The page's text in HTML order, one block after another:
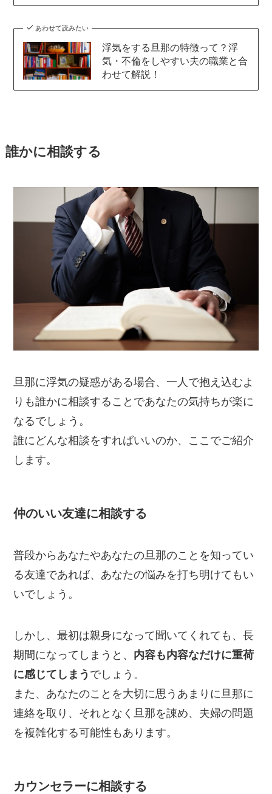
あわせて読みたい
浮気をする旦那の特徴って？浮
気・不倫をしやすい夫の職業と合
わせて解説！
誰かに相談する
旦那に浮気の疑惑がある場合、一人で抱え込むよ
りも誰かに相談することであなたの気持ちが楽に
なるでしょう。
誰にどんな相談をすればいいのか、ここでご紹介
します。
仲のいい友達に相談する
普段からあなたやあなたの旦那のことを知ってい
る友達であれば、あなたの悩みを打ち明けてもい
いでしょう。
しかし、最初は親身になって聞いてくれても、長
期間になってしまうと、 内容も内容なだけに重荷
に感じてしまう でしょう。
また、あなたのことを大切に思うあまりに旦那に
連絡を取り、それとなく旦那を諌め、夫婦の問題
を複雑化する可能性もあります。
カウンセラーに相談する